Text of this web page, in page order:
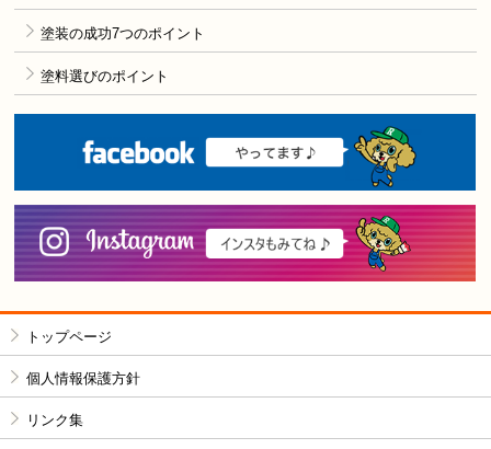
塗装の成功7つのポイント
塗料選びのポイント
トップページ
個人情報保護方針
リンク集